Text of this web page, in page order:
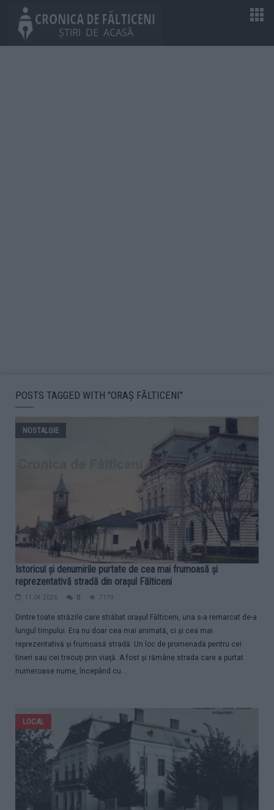
POSTS TAGGED WITH "ORAȘ FĂLTICENI"
NOSTALGIE
Istoricul și denumirile purtate de cea mai frumoasă și
reprezentativă stradă din orașul Fălticeni
11.04.2026 0 7119
Dintre toate străzile care străbat oraşul Fălticeni, una s-a remarcat de-a
lungul timpului. Era nu doar cea mai animată, ci și cea mai
reprezentativă și frumoasă stradă. Un loc de promenadă pentru cei
tineri sau cei trecuţi prin viaţă. A fost şi rămâne strada care a purtat
numeroase nume, începând cu...
LOCAL